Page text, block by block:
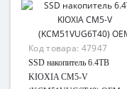
Код товара: 47947
SSD накопитель 6.4TB
KIOXIA CM5-V